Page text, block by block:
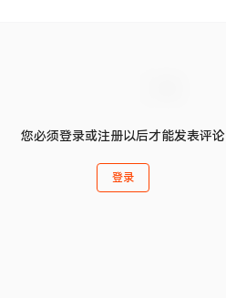
您必须登录或注册以后才能发表评论
登录